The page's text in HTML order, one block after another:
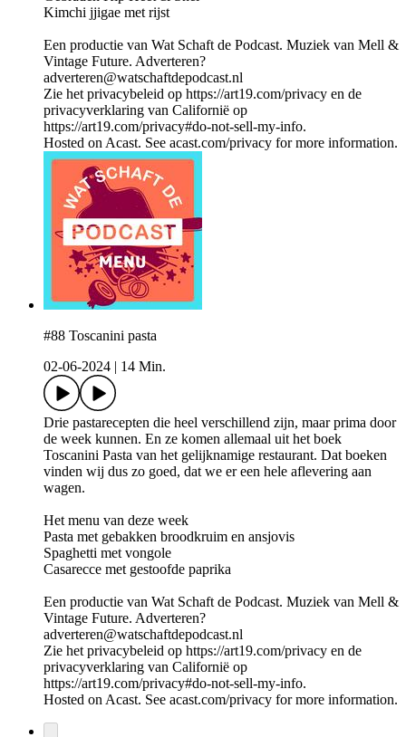
Kimchi jjigae met rijst
Een productie van Wat Schaft de Podcast. Muziek van Mell &
Vintage Future. Adverteren?
adverteren@watschaftdepodcast.nl
Zie het privacybeleid op https://art19.com/privacy en de
privacyverklaring van Californië op
https://art19.com/privacy#do-not-sell-my-info.
Hosted on Acast. See acast.com/privacy for more information.
#88 Toscanini pasta
02-06-2024
14 Min.
Drie pastarecepten die heel verschillend zijn, maar prima door
de week kunnen. En ze komen allemaal uit het boek
Toscanini Pasta van het gelijknamige restaurant. Dat boeken
vinden wij dus zo goed, dat we er een hele aflevering aan
wagen.
Het menu van deze week
Pasta met gebakken broodkruim en ansjovis
Spaghetti met vongole
Casarecce met gestoofde paprika
Een productie van Wat Schaft de Podcast. Muziek van Mell &
Vintage Future. Adverteren?
adverteren@watschaftdepodcast.nl
Zie het privacybeleid op https://art19.com/privacy en de
privacyverklaring van Californië op
https://art19.com/privacy#do-not-sell-my-info.
Hosted on Acast. See acast.com/privacy for more information.